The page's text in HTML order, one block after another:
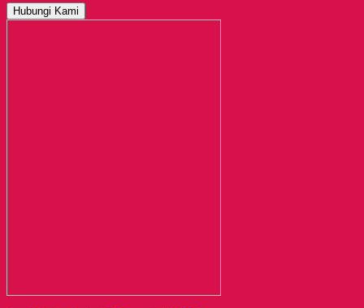
Hubungi Kami